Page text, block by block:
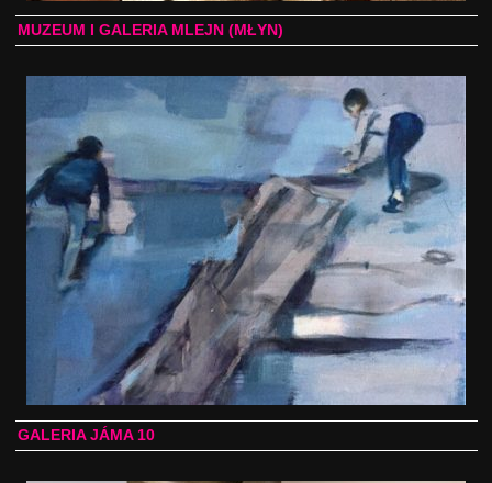
MUZEUM I GALERIA MLEJN (MŁYN)
GALERIA JÁMA 10